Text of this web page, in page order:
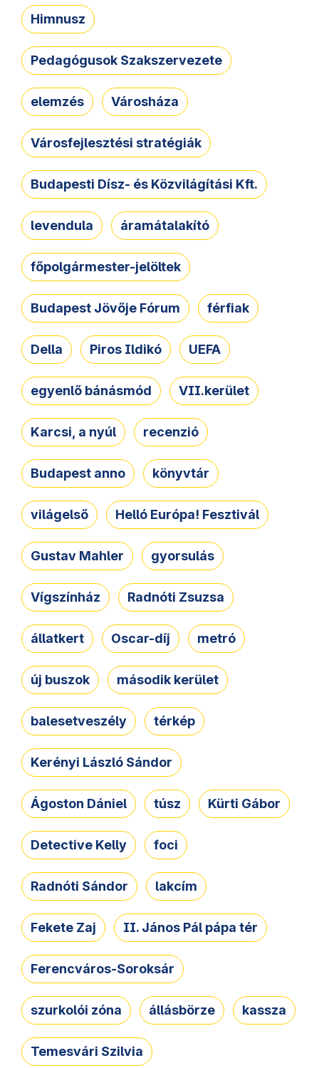
Himnusz
Pedagógusok Szakszervezete
elemzés Városháza
Városfejlesztési stratégiák
Budapesti Dísz- és Közvilágítási Kft.
levendula áramátalakító
főpolgármester-jelöltek
Budapest Jövője Fórum férfiak
Della Piros Ildikó UEFA
egyenlő bánásmód VII.kerület
Karcsi, a nyúl recenzió
Budapest anno könyvtár
világelső Helló Európa! Fesztivál
Gustav Mahler gyorsulás
Vígszínház Radnóti Zsuzsa
állatkert Oscar-díj metró
új buszok második kerület
balesetveszély térkép
Kerényi László Sándor
Ágoston Dániel túsz Kürti Gábor
Detective Kelly foci
Radnóti Sándor lakcím
Fekete Zaj II. János Pál pápa tér
Ferencváros-Soroksár
szurkolói zóna állásbörze kassza
Temesvári Szilvia